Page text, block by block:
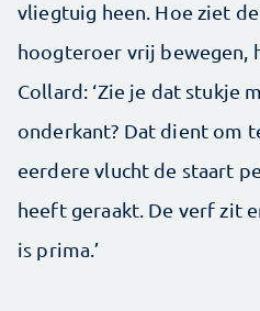
vliegtuig heen. Hoe ziet
hoogteroer vrij bewegen,
Collard: ‘Zie je dat stukje
onderkant? Dat dient om
eerdere vlucht de staart
heeft geraakt. De verf zit
is prima.’